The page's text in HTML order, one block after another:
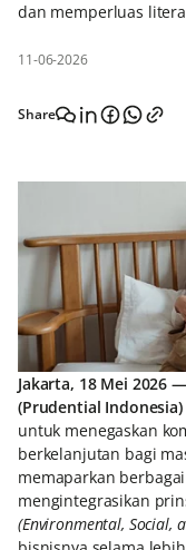
dan memperluas
11-06-2026
Share
Jakarta, 18 Mei 2026 —
(Prudential Indonesia)
untuk menegaskan
berkelanjutan bagi
memaparkan
mengintegrasikan
(Environmental, Social,